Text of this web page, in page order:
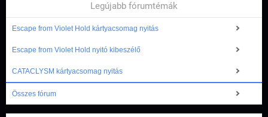
Legújabb fórumtémák
Escape from Violet Hold kártyacsomag nyitás
Escape from Violet Hold nyitó kibeszélő
CATACLYSM kártyacsomag nyitás
Összes fórum